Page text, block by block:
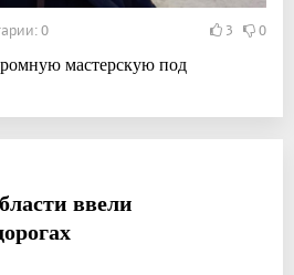
0 3 0
мастерскую под
ввели